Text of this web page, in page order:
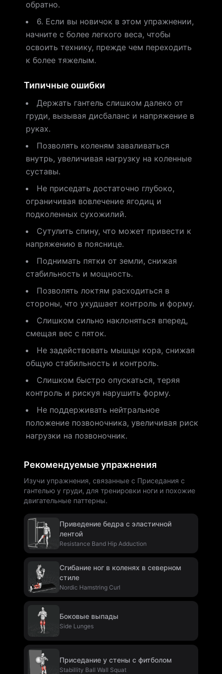
обратно.
6. Если вы новичок в этом упражнении,
начните с более легкого веса, чтобы
освоить технику, прежде чем переходить
к более тяжелым.
Типичные ошибки
Держать гантель слишком далеко от
груди, вызывая дисбаланс и напряжение в
руках.
Позволять коленям заваливаться
внутрь, увеличивая нагрузку на коленные
суставы.
Не приседать достаточно глубоко,
ограничивая вовлечение ягодиц и
подколенных сухожилий.
Сутулить спину, что может привести к
напряжению в пояснице.
Поднимать пятки от земли, снижая
стабильность и мощность.
Позволять локтям расходиться в
стороны, что ухудшает контроль и форму.
Слишком сильно наклоняться вперед,
смещая вес с пяток.
Не задействовать мышцы кора, снижая
общую стабильность и контроль.
Слишком быстро опускаться, теряя
контроль и рискуя нарушить форму.
Не поддерживать нейтральное
положение позвоночника, увеличивая риск
нагрузки на позвоночник.
Рекомендуемые упражнения
Изучи упражнения, связанные с Приседания с
гантелью у груди, для тренировки ноги и похожие
двигательные паттерны.
Приведение бедра с эластичной
лентой
Resistance Band Hip Adduction
Сгибание ног в коленях в северном
стиле
Nordic Hamstring Curl
Боковые выпады
Side Lunges
Приседание у стены с фитболом
Stabillity Ball Wall Squat